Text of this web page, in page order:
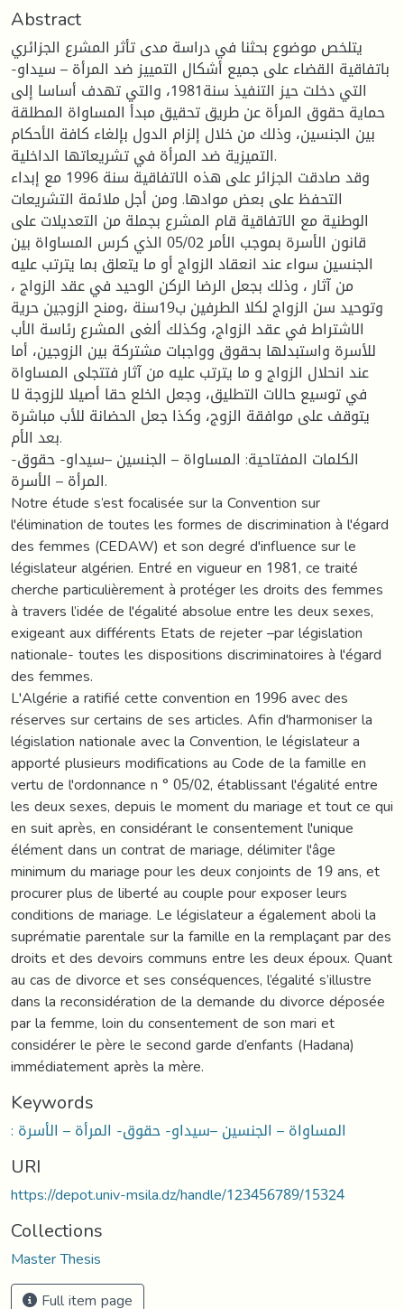
Abstract
يتلخص موضوع بحثنا في دراسة مدى تأثر المشرع الجزائري
باتفاقية القضاء على جميع أشكال التمييز ضد المرأة – سيداو-
التي دخلت حيز التنفيذ سنة1981، والتي تهدف أساسا إلى
حماية حقوق المرأة عن طريق تحقيق مبدأ المساواة المطلقة
بين الجنسين، وذلك من خلال إلزام الدول بإلغاء كافة الأحكام
التميزية ضد المرأة في تشريعاتها الداخلية.
وقد صادقت الجزائر على هذه الاتفاقية سنة 1996 مع إبداء
التحفظ على بعض موادها. ومن أجل ملائمة التشريعات
الوطنية مع الاتفاقية قام المشرع بجملة من التعديلات على
قانون الأسرة بموجب الأمر 05/02 الذي كرس المساواة بين
الجنسين سواء عند انعقاد الزواج أو ما يتعلق بما يترتب عليه
من آثار ، وذلك بجعل الرضا الركن الوحيد في عقد الزواج ،
وتوحيد سن الزواج لكلا الطرفين ب19سنة ،ومنح الزوجين حرية
الاشتراط في عقد الزواج، وكذلك ألغى المشرع رئاسة الأب
للأسرة واستبدلها بحقوق وواجبات مشتركة بين الزوجين، أما
عند انحلال الزواج و ما يترتب عليه من آثار فتتجلى المساواة
في توسيع حالات التطليق، وجعل الخلع حقا أصيلا للزوجة لا
يتوقف على موافقة الزوج، وكذا جعل الحضانة للأب مباشرة
بعد الأم.
الكلمات المفتاحية: المساواة – الجنسين –سيداو- حقوق-
المرأة – الأسرة.
Notre étude s’est focalisée sur la Convention sur
l'élimination de toutes les formes de discrimination à l'égard
des femmes (CEDAW) et son degré d'influence sur le
législateur algérien. Entré en vigueur en 1981, ce traité
cherche particulièrement à protéger les droits des femmes
à travers l’idée de l'égalité absolue entre les deux sexes,
exigeant aux différents Etats de rejeter –par législation
nationale- toutes les dispositions discriminatoires à l'égard
des femmes.
L'Algérie a ratifié cette convention en 1996 avec des
réserves sur certains de ses articles. Afin d'harmoniser la
législation nationale avec la Convention, le législateur a
apporté plusieurs modifications au Code de la famille en
vertu de l'ordonnance n ° 05/02, établissant l'égalité entre
les deux sexes, depuis le moment du mariage et tout ce qui
en suit après, en considérant le consentement l'unique
élément dans un contrat de mariage, délimiter l'âge
minimum du mariage pour les deux conjoints de 19 ans, et
procurer plus de liberté au couple pour exposer leurs
conditions de mariage. Le législateur a également aboli la
suprématie parentale sur la famille en la remplaçant par des
droits et des devoirs communs entre les deux époux. Quant
au cas de divorce et ses conséquences, l’égalité s’illustre
dans la reconsidération de la demande du divorce déposée
par la femme, loin du consentement de son mari et
considérer le père le second garde d’enfants (Hadana)
immédiatement après la mère.
Keywords
: المساواة – الجنسين –سيداو- حقوق- المرأة – الأسرة
URI
https://depot.univ-msila.dz/handle/123456789/15324
Collections
Master Thesis
Full item page